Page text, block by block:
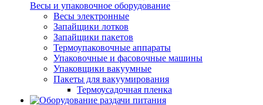
Весы и упаковочное оборудование
Весы электронные
Запайщики лотков
Запайщики пакетов
Термоупаковочные аппараты
Упаковочные и фасовочные машины
Упаковщики вакуумные
Пакеты для вакуумирования
Термоусадочная пленка